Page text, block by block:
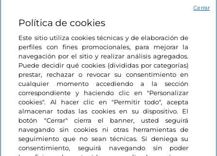
Estamos en contacto
Política de cookies
Este sitio utiliza cookies técnicas y de elaboración de
perfiles con fines promocionales, para mejorar la
navegación por el sitio y realizar análisis agregados.
Puede decidir qué cookies (divididas por categorías)
prestar, rechazar o revocar su consentimiento en
cualquier momento accediendo a la sección
correspondiente y haciendo clic en "Personalizar
cookies". Al hacer clic en "Permitir todo", acepta
almacenar todas las cookies en su dispositivo. El
botón "Cerrar" cierra el banner, usted seguirá
navegando sin cookies ni otras herramientas de
seguimiento que no sean técnicas. Si deniega su
consentimiento, seguirá navegando sin poder
Cerrar